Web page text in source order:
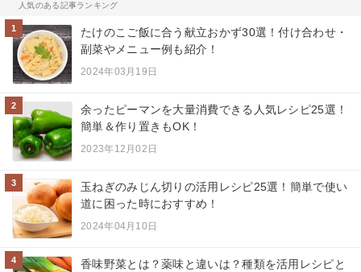
人気のある記事ランキング
1
たけのこご飯に合う献立おかず30選！付け合わせ・
副菜やメニュー例も紹介！
2024年03月19日
2
余ったピーマンを大量消費できる人気レシピ25選！
簡単＆作り置きもOK！
2023年12月02日
3
玉ねぎのみじん切りの活用レシピ25選！簡単で使い
道に困った時におすすめ！
2024年04月10日
4
香味野菜とは？薬味と違いは？種類を活用レシピと